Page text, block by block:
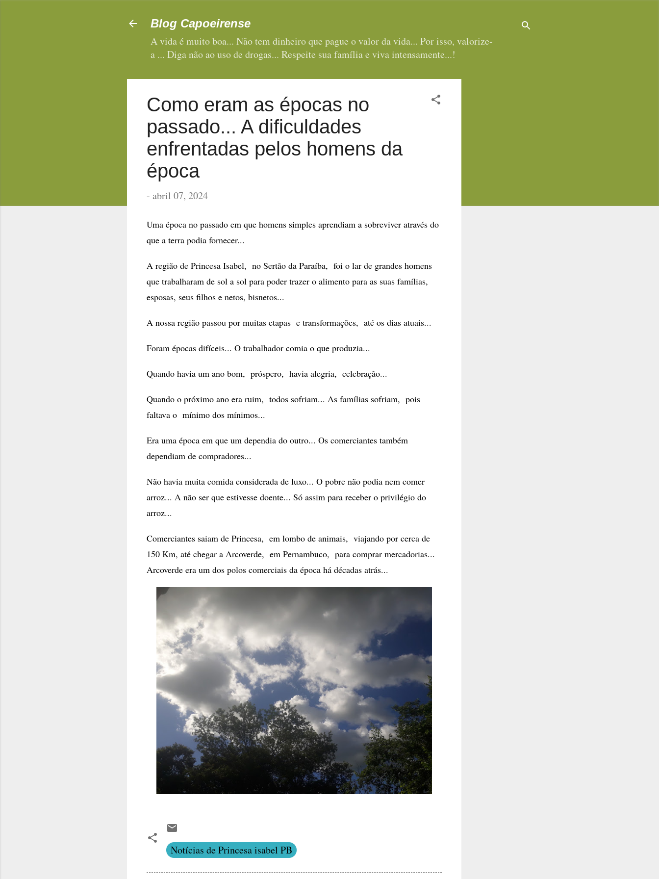
Blog Capoeirense
A vida é muito boa... Não tem dinheiro que pague o valor da vida... Por isso, valorize-
a ... Diga não ao uso de drogas... Respeite sua família e viva intensamente...!
Como eram as épocas no
passado... A dificuldades
enfrentadas pelos homens da
época
- abril 07, 2024
Uma época no passado em que homens simples aprendiam a sobreviver através do
que a terra podia fornecer...
A região de Princesa Isabel, no Sertão da Paraíba, foi o lar de grandes homens
que trabalharam de sol a sol para poder trazer o alimento para as suas famílias,
esposas, seus filhos e netos, bisnetos...
A nossa região passou por muitas etapas e transformações, até os dias atuais...
Foram épocas difíceis... O trabalhador comia o que produzia...
Quando havia um ano bom, próspero, havia alegria, celebração...
Quando o próximo ano era ruim, todos sofriam... As famílias sofriam, pois
faltava o mínimo dos mínimos...
Era uma época em que um dependia do outro... Os comerciantes também
dependiam de compradores...
Não havia muita comida considerada de luxo... O pobre não podia nem comer
arroz... A não ser que estivesse doente... Só assim para receber o privilégio do
arroz...
Comerciantes saiam de Princesa, em lombo de animais, viajando por cerca de
150 Km, até chegar a Arcoverde, em Pernambuco, para comprar mercadorias...
Arcoverde era um dos polos comerciais da época há décadas atrás...
Notícias de Princesa isabel PB